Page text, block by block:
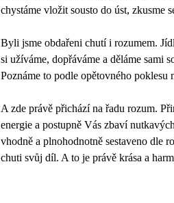
chystáme vložit sousto do úst, zkusme
Byli jsme obdařeni chutí i rozumem.
si užíváme, dopřáváme a děláme sami
Poznáme to podle opětovného poklesu
A zde právě přichází na řadu rozum.
energie a postupně Vás zbaví
vhodně a plnohodnotně sestaveno dle
chuti svůj díl. A to je právě krása a